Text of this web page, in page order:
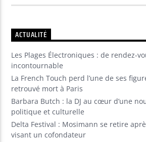
ACTUALITÉ
Les Plages Électroniques : de rendez-
incontournable
La French Touch perd l’une de ses
retrouvé mort à Paris
Barbara Butch : la DJ au cœur d’une
politique et culturelle
Delta Festival : Mosimann se retire
visant un cofondateur